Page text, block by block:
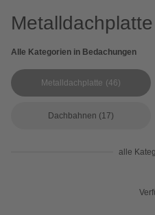
Metalldachplatte
Alle Kategorien in Bedachungen
Metalldachplatte (46)
Dachbahnen (17)
alle